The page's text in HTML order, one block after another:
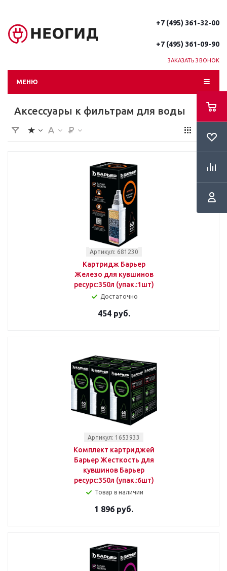
+7 (495) 361-32-00
+7 (495) 361-09-90
ЗАКАЗАТЬ ЗВОНОК
МЕНЮ
Аксессуары к фильтрам для воды
Артикул: 681230
Картридж Барьер
Железо для кувшинов
ресурс:350л (упак.:1шт)
Достаточно
454 руб.
Артикул: 1653933
Комплект картриджей
Барьер Жесткость для
кувшинов Барьер
ресурс:350л (упак.:6шт)
Товар в наличии
1 896 руб.